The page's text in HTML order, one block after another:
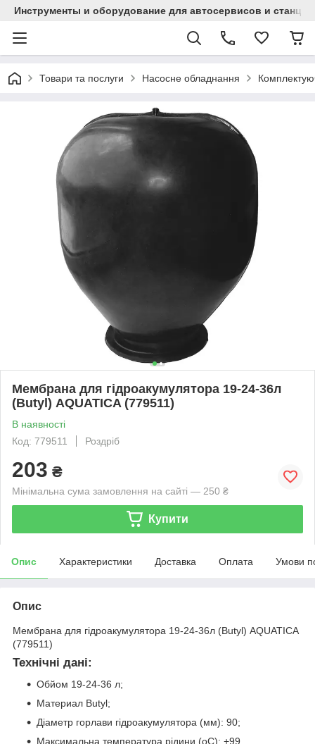
Инструменты и оборудование для автосервисов и
Товари та послуги Насосне обладнання
Мембрана для гідроакумулятора 19-24-36л
(Butyl) AQUATICA (779511)
В наявності
Код: 779511
Роздріб
203 ₴
Мінімальна сума замовлення на сайті — 250 ₴
Купити
Опис Характеристики Доставка Оплата Умови
Опис
Мембрана для гідроакумулятора 19-24-36л (Butyl) AQUATICA
(779511)
Технічні дані:
Обйом 19-24-36 л;
Материал Butyl;
Діаметр горлави гідроакумулятора (мм): 90;
Максимальна температура рідини (oC): +99.